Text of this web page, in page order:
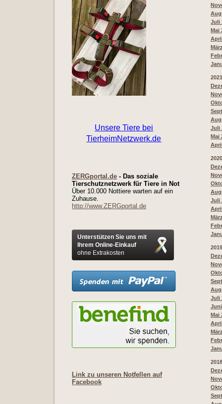
ZERGportal.de - Das soziale
Tierschutznetzwerk für Tiere in Not
Über 10.000 Nottiere warten auf ein
Zuhause.
http://www.ZERGportal.de
Unterstützen Sie uns mit
Ihrem Online-Einkauf
ohne Extrakosten
Link zu unseren Notfellen auf
Facebook
Juli
Mai
2021
Juli
Mai
2020
Juli
2019
Juli
Mai
2018